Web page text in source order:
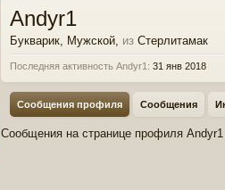
Andyr1
Букварик, Мужской, из Стерлитамак
Последняя активность Andyr1: 31 янв 2018
Сообщения профиля Сообщения
Сообщения на странице профиля Andyr1